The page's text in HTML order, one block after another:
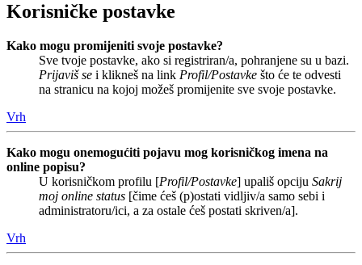
Korisničke postavke
Kako mogu promijeniti svoje postavke?
Sve tvoje postavke, ako si registriran/a, pohranjene su u bazi.
Prijaviš se i klikneš na link Profil/Postavke što će te odvesti
na stranicu na kojoj možeš promijenite sve svoje postavke.
Vrh
Kako mogu onemogućiti pojavu mog korisničkog imena na
online popisu?
U korisničkom profilu [Profil/Postavke] upališ opciju Sakrij
moj online status [čime ćeš (p)ostati vidljiv/a samo sebi i
administratoru/ici, a za ostale ćeš postati skriven/a].
Vrh